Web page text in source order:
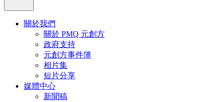
關於我們
關於 PMQ 元創方
政府支持
元創方事件簿
相片集
短片分享
媒體中心
新聞稿